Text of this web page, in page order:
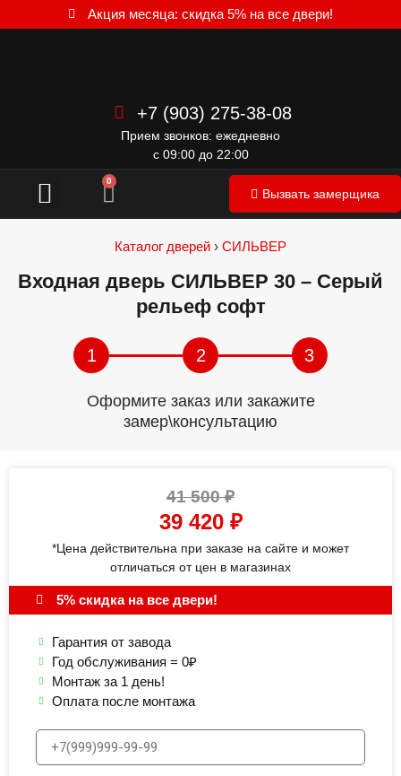
Акция месяца: скидка 5% на все двери!
+7 (903) 275-38-08
Прием звонков: ежедневно
с 09:00 до 22:00
0
Вызвать замерщика
Каталог дверей › СИЛЬВЕР
Входная дверь СИЛЬВЕР 30 – Серый
рельеф софт
1 2 3
Оформите заказ или закажите
замер\консультацию
41 500₽
39 420 ₽
*Цена действительна при заказе на сайте и может
отличаться от цен в магазинах
5% скидка на все двери!
Гарантия от завода
Год обслуживания = 0₽
Монтаж за 1 день!
Оплата после монтажа